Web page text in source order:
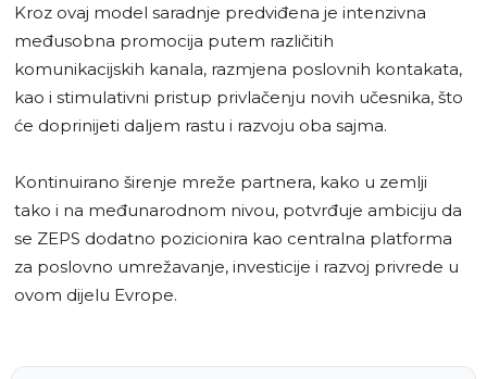
Kroz ovaj model saradnje predviđena je intenzivna
međusobna promocija putem različitih
komunikacijskih kanala, razmjena poslovnih kontakata,
kao i stimulativni pristup privlačenju novih učesnika, što
će doprinijeti daljem rastu i razvoju oba sajma.
Kontinuirano širenje mreže partnera, kako u zemlji
tako i na međunarodnom nivou, potvrđuje ambiciju da
se ZEPS dodatno pozicionira kao centralna platforma
za poslovno umrežavanje, investicije i razvoj privrede u
ovom dijelu Evrope.